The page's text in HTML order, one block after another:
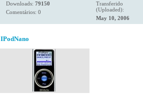
Downloads: 79150
Comentários: 0
Transferido
(Uploaded):
May 10, 2006
IPodNano